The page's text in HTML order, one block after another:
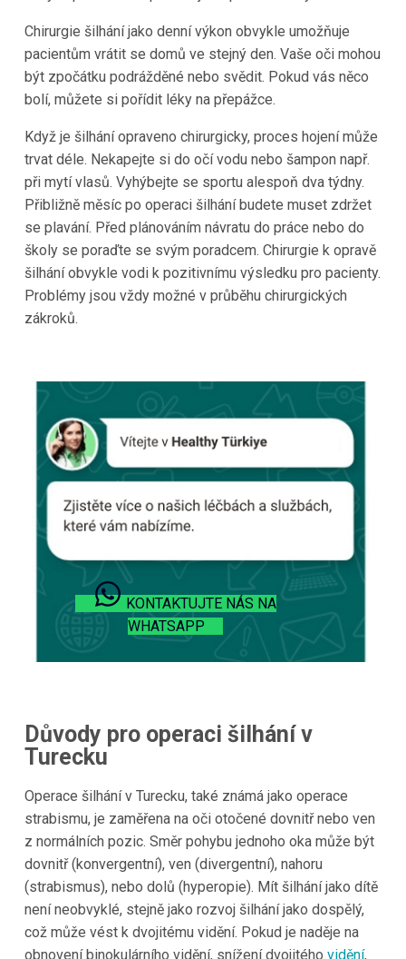
Chirurgie šilhání jako denní výkon obvykle umožňuje
pacientům vrátit se domů ve stejný den. Vaše oči mohou
být zpočátku podrážděné nebo svědit. Pokud vás něco
bolí, můžete si pořídit léky na přepážce.
Když je šilhání opraveno chirurgicky, proces hojení může
trvat déle. Nekapejte si do očí vodu nebo šampon např.
při mytí vlasů. Vyhýbejte se sportu alespoň dva týdny.
Přibližně měsíc po operaci šilhání budete muset zdržet
se plavání. Před plánováním návratu do práce nebo do
školy se poraďte se svým poradcem. Chirurgie k opravě
šilhání obvykle vodi k pozitivnímu výsledku pro pacienty.
Problémy jsou vždy možné v průběhu chirurgických
zákroků.
KONTAKTUJTE NÁS NA
WHATSAPP
Důvody pro operaci šilhání v
Turecku
Operace šilhání v Turecku, také známá jako operace
strabismu, je zaměřena na oči otočené dovnitř nebo ven
z normálních pozic. Směr pohybu jednoho oka může být
dovnitř (konvergentní), ven (divergentní), nahoru
(strabismus), nebo dolů (hyperopie). Mít šilhání jako dítě
není neobvyklé, stejně jako rozvoj šilhání jako dospělý,
což může vést k dvojitému vidění. Pokud je naděje na
obnovení binokulárního vidění, snížení dvojitého vidění,